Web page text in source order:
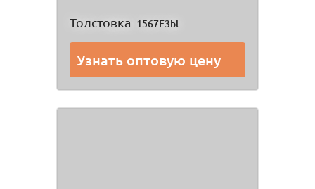
Толстовка 1567F3bl
Узнать оптовую цену